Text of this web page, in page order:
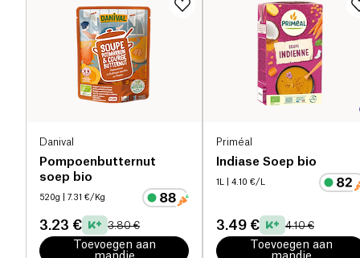
Danival
Pompoenbutternut
soep bio
520g | 7.31 €/Kg
3.23 € 3.80 €
Toevoegen aan
Priméal
Indiase Soep bio
1L | 4.10 €/L
3.49 € 4.10 €
Toevoegen aan